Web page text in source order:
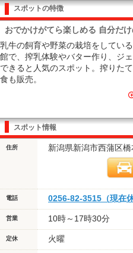
スポットの特徴
おでかけがてら楽しめる 自分だけ
乳牛の飼育や野菜の栽培をしてい
館で、搾乳体験やバター作り、ジ
できると人気のスポット。搾りた
食も販売。
スポット情報
住所 新潟県新潟市西蒲区
電話 0256-82-3515（現在休
営業 10時～17時30分
定休 火曜